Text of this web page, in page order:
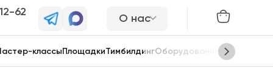
62
О нас
классы ПлощадкиТимбилдингОборудование Сцены